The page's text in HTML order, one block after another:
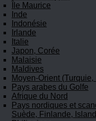
Île Maurice
Inde
Indonésie
Irlande
Italie
Japon, Corée
Malaisie
Maldives
Moyen-Orient
Pays arabes du Golfe
Afrique du Nord
Pays nordiques et
Suède, Finlande,